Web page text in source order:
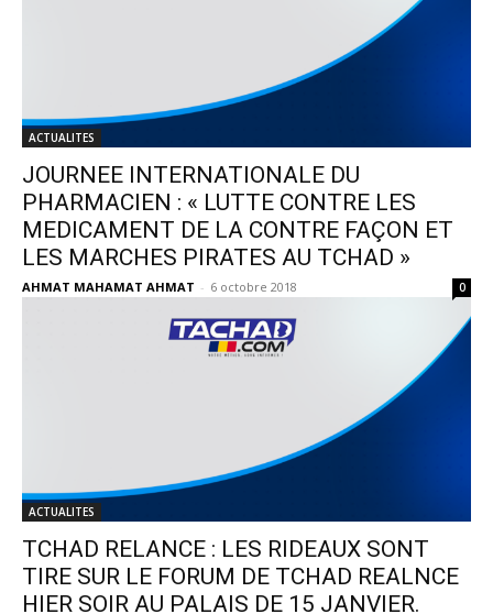
ACTUALITES
JOURNEE INTERNATIONALE DU
PHARMACIEN : « LUTTE CONTRE LES
MEDICAMENT DE LA CONTRE FAÇON ET
LES MARCHES PIRATES AU TCHAD »
AHMAT MAHAMAT AHMAT - 6 octobre 2018 0
ACTUALITES
TCHAD RELANCE : LES RIDEAUX SONT
TIRE SUR LE FORUM DE TCHAD REALNCE
HIER SOIR AU PALAIS DE 15 JANVIER.